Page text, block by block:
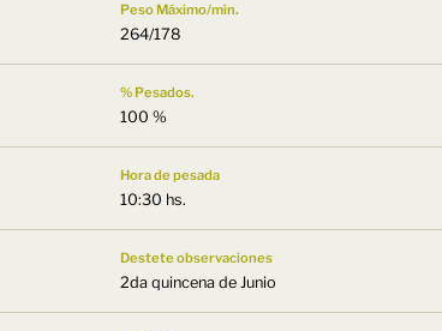
Peso Máximo/min.
264/178
% Pesados.
100 %
Hora de pesada
10:30 hs.
Destete observaciones
2da quincena de Junio